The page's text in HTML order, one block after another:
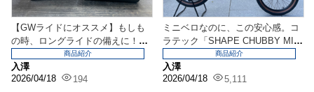
【GWライドにオススメ】もしも
の時、ロングライドの備えに！超
小型電動空気入れがま...
入澤
2026/04/18
194
商品紹介
ミニベロなのに、この安心感。コ
ラテック「SHAPE CHUBBY MIN
入澤
2026/04/18
5,111
商品紹介